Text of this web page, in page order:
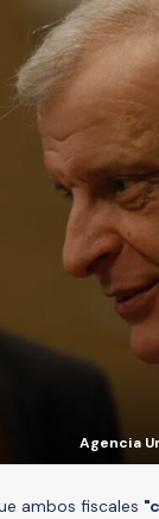
Agencia
ambos fiscales